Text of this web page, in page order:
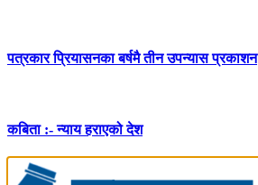
पत्रकार प्रियासनका बर्षमै तीन उपन्यास प्रकाशन
कबिता :- न्याय हराएको देश